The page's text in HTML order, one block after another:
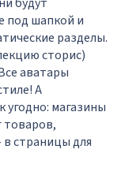
под шапкой и
разделы.
сторис)
аватары
А
угодно: магазины
товаров,
страницы для